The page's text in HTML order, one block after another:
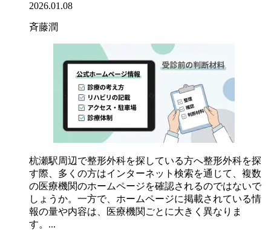
2026.01.08
斉藤潤
杭瀬駅周辺で整形外科を探している方へ整形外科を探
す際、多くの方はインターネット検索を通じて、複数
の医療機関のホームページを確認されるのではないで
しょうか。一方で、ホームページに掲載されている情
報の量や内容は、医療機関ごとに大きく異なりま
す。...